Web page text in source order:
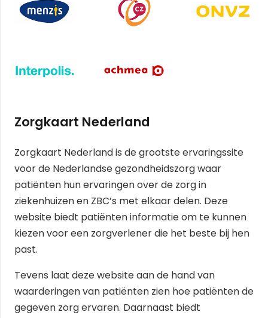
Zorgkaart Nederland
Zorgkaart Nederland is de grootste ervaringssite
voor de Nederlandse gezondheidszorg waar
patiënten hun ervaringen over de zorg in
ziekenhuizen en ZBC’s met elkaar delen. Deze
website biedt patiënten informatie om te kunnen
kiezen voor een zorgverlener die het beste bij hen
past.
Tevens laat deze website aan de hand van
waarderingen van patiënten zien hoe patiënten de
gegeven zorg ervaren. Daarnaast biedt